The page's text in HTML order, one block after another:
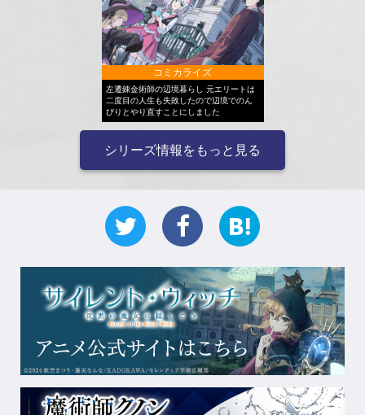
コミカライズ
左遷錬金術師の辺境暮らし 元エリートは
二度目の人生も失敗したので辺境でのん
びりとやり直すことにしました
シリーズ情報をもっと見る